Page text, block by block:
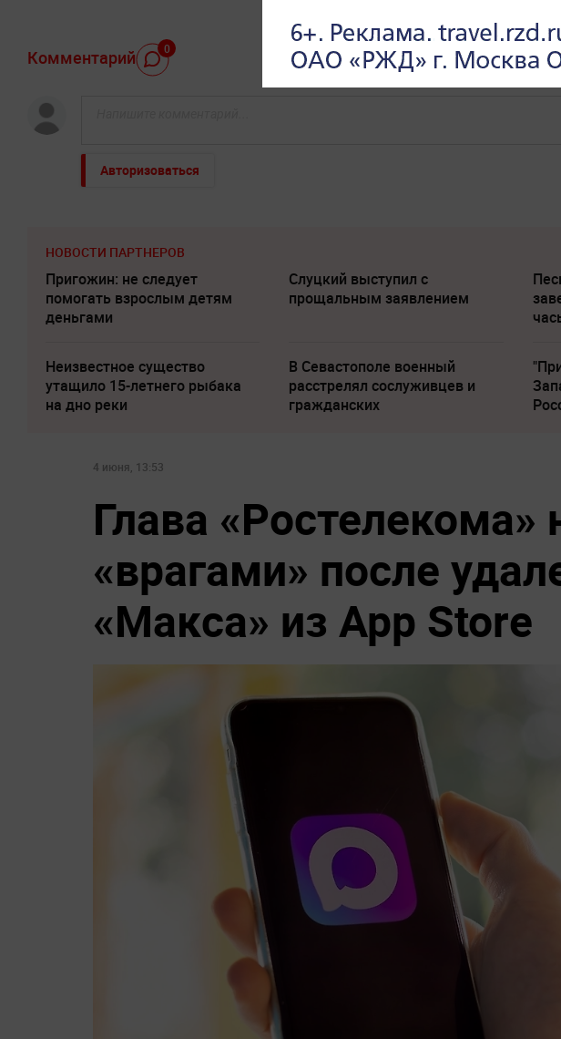
Комментарий 0
Авторизоваться
НОВОСТИ ПАРТНЕРОВ
Пригожин: не следует
помогать взрослым детям
деньгами
Слуцкий выступил с
прощальным заявлением
Неизвестное существо
утащило 15-летнего рыбака
на дно реки
В Севастополе военный
расстрелял сослуживцев и
гражданских
4 июня, 13:53
Глава «Ростелекома»
«врагами» после
«Макса» из App Store